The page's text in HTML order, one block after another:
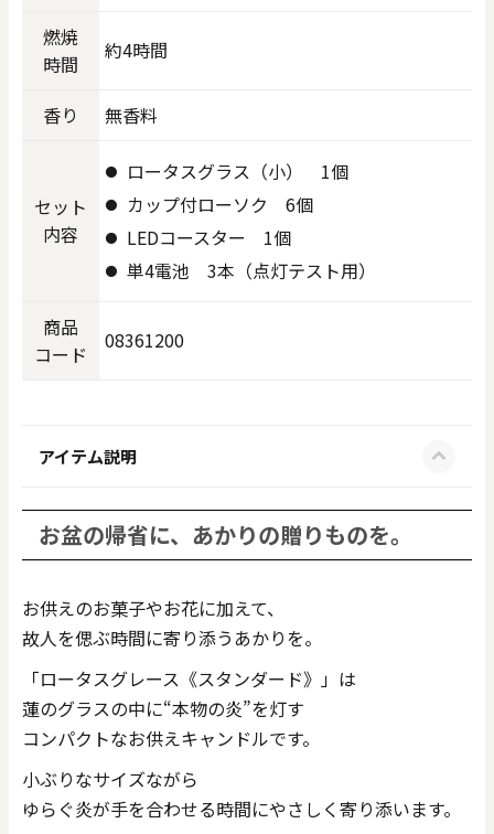
燃焼
時間
約4時間
香り 無香料
セット
内容
ロータスグラス（小） 1個
カップ付ローソク 6個
LEDコースター 1個
単4電池 3本（点灯テスト用）
商品
コード
08361200
アイテム説明
お盆の帰省に、あかりの贈りものを。
お供えのお菓子やお花に加えて、
故人を偲ぶ時間に寄り添うあかりを。
「ロータスグレース《スタンダード》」は
蓮のグラスの中に“本物の炎”を灯す
コンパクトなお供えキャンドルです。
小ぶりなサイズながら
ゆらぐ炎が手を合わせる時間にやさしく寄り添います。